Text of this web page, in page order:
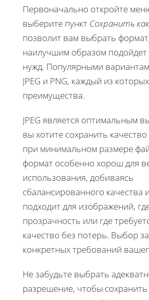
Первоначально откройте
выберите пункт Сохранить
позволит вам выбрать
наилучшим образом
нужд. Популярными
JPEG и PNG, каждый из
преимущества.
JPEG является оптимальным
вы хотите сохранить
при минимальном размере
формат особенно хорош для
использования, добиваясь
сбалансированного качества
подходит для изображений,
прозрачность или где
качество без потерь. Выбор
конкретных требований
Не забудьте выбрать
разрешение, чтобы сохранить